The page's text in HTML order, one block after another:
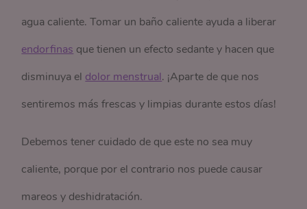
agua caliente. Tomar un baño caliente ayuda a liberar
endorfinas que tienen un efecto sedante y hacen que
disminuya el dolor menstrual. ¡Aparte de que nos
sentiremos más frescas y limpias durante estos días!
Debemos tener cuidado de que este no sea muy
caliente, porque por el contrario nos puede causar
mareos y deshidratación.